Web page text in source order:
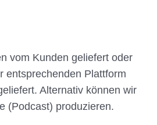
vom Kunden geliefert oder
entsprechenden Plattform
Alternativ können wir
(Podcast) produzieren.